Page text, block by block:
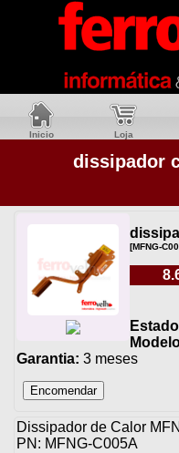
Inicio Loja
dissipador
[MFNG-
Garantia: 3 meses
Dissipador de Calor
PN: MFNG-C005A